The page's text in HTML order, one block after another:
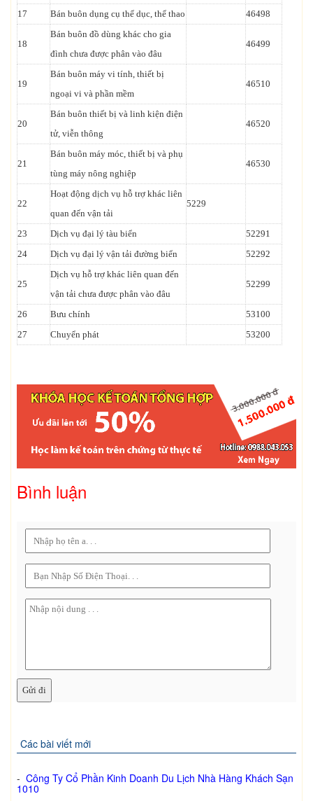
17 Bán buôn dụng cụ thể dục, thể thao 46498
18
Bán buôn đồ dùng khác cho gia
đình chưa được phân vào đâu
46499
19
Bán buôn máy vi tính, thiết bị
ngoại vi và phần mềm
46510
20
Bán buôn thiết bị và linh kiện điện
tử, viễn thông
46520
21
Bán buôn máy móc, thiết bị và phụ
tùng máy nông nghiệp
46530
22
Hoạt động dịch vụ hỗ trợ khác liên
quan đến vận tải
5229
23 Dịch vụ đại lý tàu biển
52291
24
Dịch vụ đại lý vận tải đường biển 52292
25
Dịch vụ hỗ trợ khác liên quan đến
vận tải chưa được phân vào đâu
52299
26 Bưu chính
53100
27
Chuyển phát 53200
Bình luận
Các bài viết mới
- Công Ty Cổ Phần Kinh Doanh Du Lịch Nhà Hàng Khách Sạn
1010